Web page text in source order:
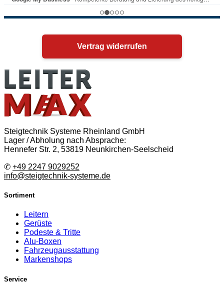
Vertrag widerrufen
Steigtechnik Systeme Rheinland GmbH
Lager / Abholung nach Absprache:
Hennefer Str. 2, 53819 Neunkirchen-Seelscheid
✆ +49 2247 9029252
info@steigtechnik-systeme.de
Sortiment
Leitern
Gerüste
Podeste & Tritte
Alu-Boxen
Fahrzeugausstattung
Markenshops
Service